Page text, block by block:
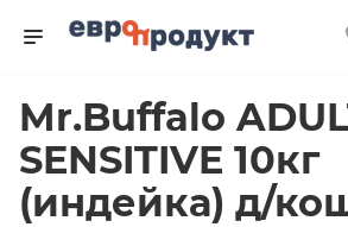
Mr.Buffalo
SENSITIVE 10кг
(индейка) д/